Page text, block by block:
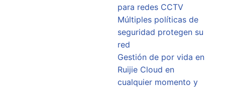
para redes CCTV
Múltiples políticas de
seguridad protegen su
red
Gestión de por vida en
Ruijie Cloud en
cualquier momento y